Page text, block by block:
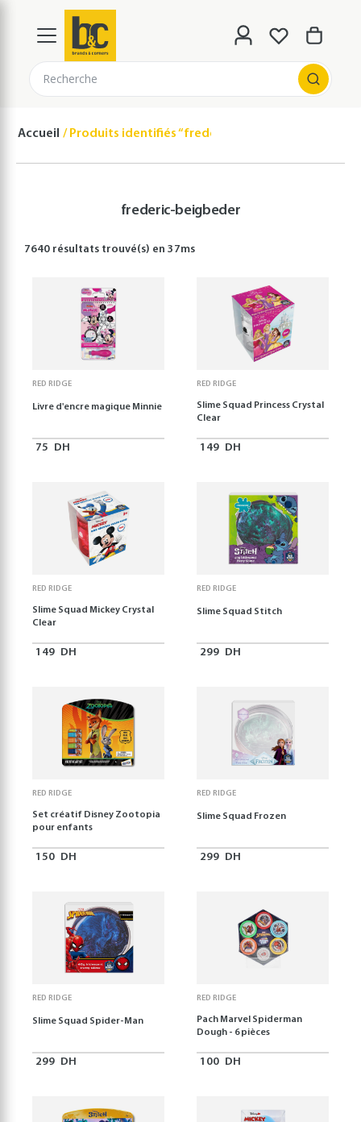
Recherche
Accueil Produits identifiés “frederic-beigbeder”
frederic-beigbeder
7640 résultats trouvé(s) en37ms
RED RIDGE
Livre d'encre magique Minnie
75 DH
RED RIDGE
Slime Squad Princess Crystal
Clear
149 DH
RED RIDGE
Slime Squad Mickey Crystal
Clear
149 DH
RED RIDGE
Slime Squad Stitch
299 DH
RED RIDGE
Set créatif Disney Zootopia
pour enfants
150 DH
RED RIDGE
Slime Squad Frozen
299 DH
RED RIDGE
Slime Squad Spider-Man
299 DH
RED RIDGE
Pach Marvel Spiderman
Dough - 6 pièces
100 DH